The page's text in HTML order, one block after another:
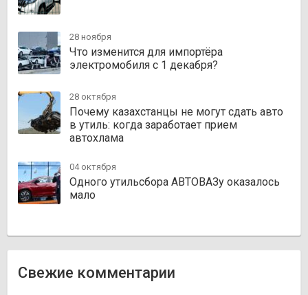
28 ноября
Что изменится для импортёра
электромобиля с 1 декабря?
28 октября
Почему казахстанцы не могут сдать авто
в утиль: когда заработает прием
автохлама
04 октября
Одного утильсбора АВТОВАЗу оказалось
мало
Свежие комментарии